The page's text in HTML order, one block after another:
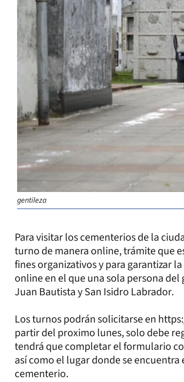
gentileza
Para visitar los cementerios de la
turno de manera online, trámite que
fines organizativos y para garantizar
online en el que una sola persona
Juan Bautista y San Isidro Labrador.
Los turnos podrán solicitarse en
partir del proximo lunes, solo debe
tendrá que completar el formulario
así como el lugar donde se
cementerio.